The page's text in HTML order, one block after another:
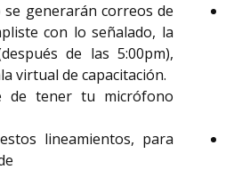
generarán correos de
con lo señalado, la
de las 5:00pm),
virtual de capacitación.
de tener tu micrófono
lineamientos, para